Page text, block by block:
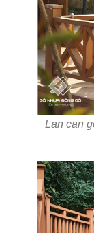
Lan can